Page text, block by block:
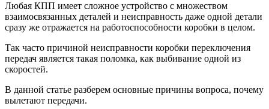
Любая КПП имеет сложное устройство с множеством
взаимосвязанных деталей и неисправность даже одной детали
сразу же отражается на работоспособности коробки в целом.
Так часто причиной неисправности коробки переключения
передач является такая поломка, как выбивание одной из
скоростей.
В данной статье разберем основные причины вопроса, почему
вылетают передачи.